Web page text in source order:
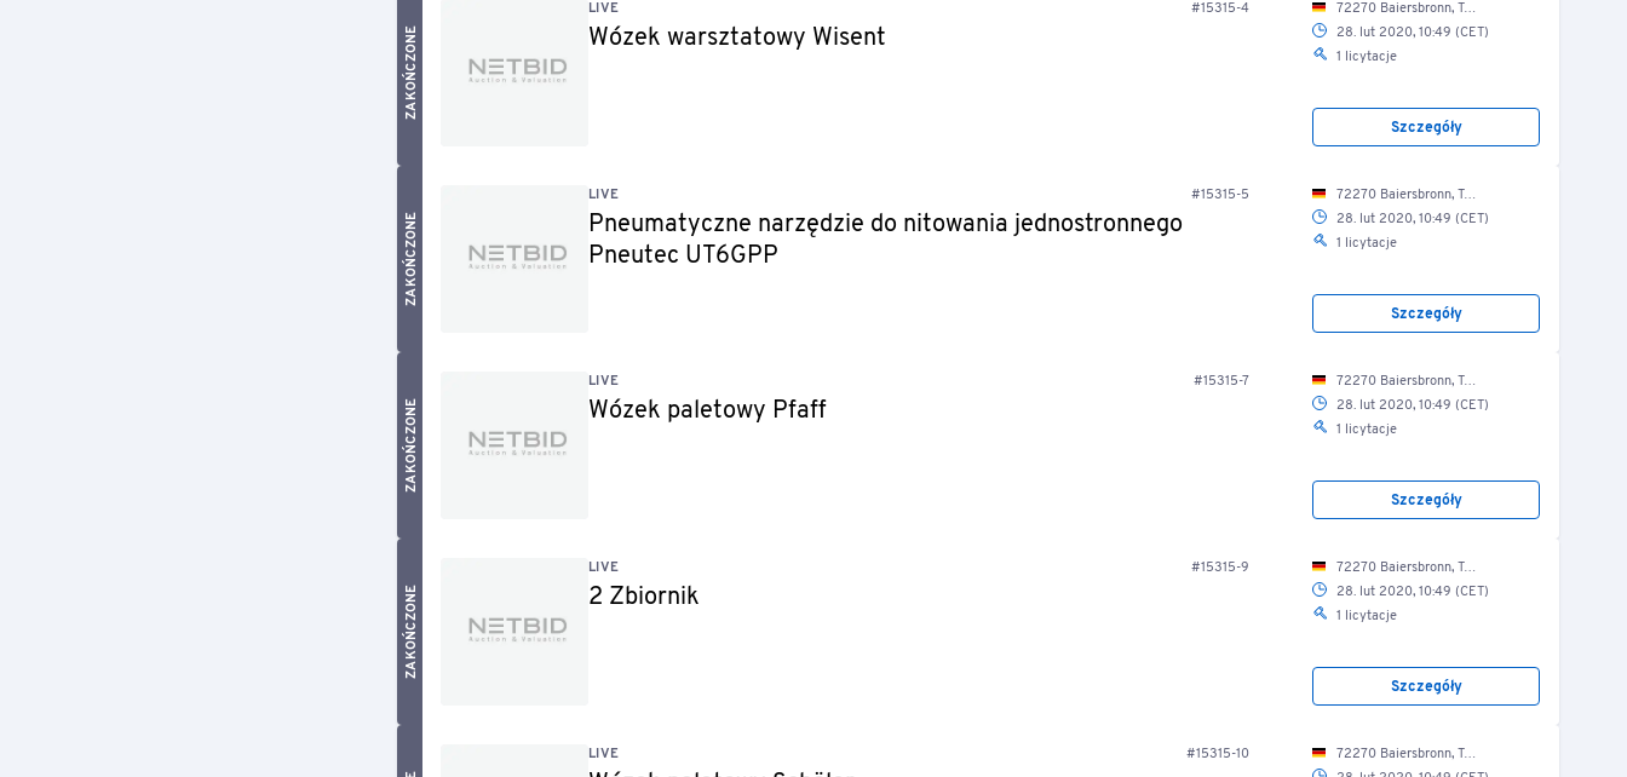
ZAKOŃCZONE
LIVE #15315-4
Wózek warsztatowy Wisent
72270 Baiersbronn, Tonbachstr. 4/ Lkw-Halle
28. lut 2020, 10:49 (CET)
1 licytacje
Szczegóły
ZAKOŃCZONE
LIVE #15315-5
Pneumatyczne narzędzie do nitowania jednostronnego
Pneutec UT6GPP
72270 Baiersbronn, Tonbachstr. 4/ Lkw-Halle
28. lut 2020, 10:49 (CET)
1 licytacje
Szczegóły
ZAKOŃCZONE
LIVE #15315-7
Wózek paletowy Pfaff
72270 Baiersbronn, Tonbachstr. 4/ Lkw-Halle
28. lut 2020, 10:49 (CET)
1 licytacje
Szczegóły
ZAKOŃCZONE
LIVE #15315-9
2 Zbiornik
72270 Baiersbronn, Tonbachstr. 4/ Lkw-Halle
28. lut 2020, 10:49 (CET)
1 licytacje
Szczegóły
LIVE #15315-10
72270 Baiersbronn, Tonbachstr. 4/ Lkw-Halle